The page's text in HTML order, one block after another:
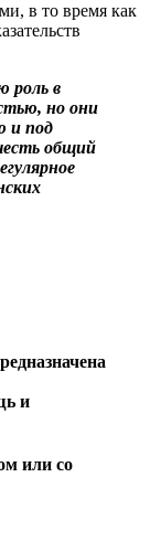
в то время как
роль в
но они
и под
общий
и
или со